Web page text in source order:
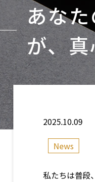
あな
が、
2025.10.09
News
私たちは普段